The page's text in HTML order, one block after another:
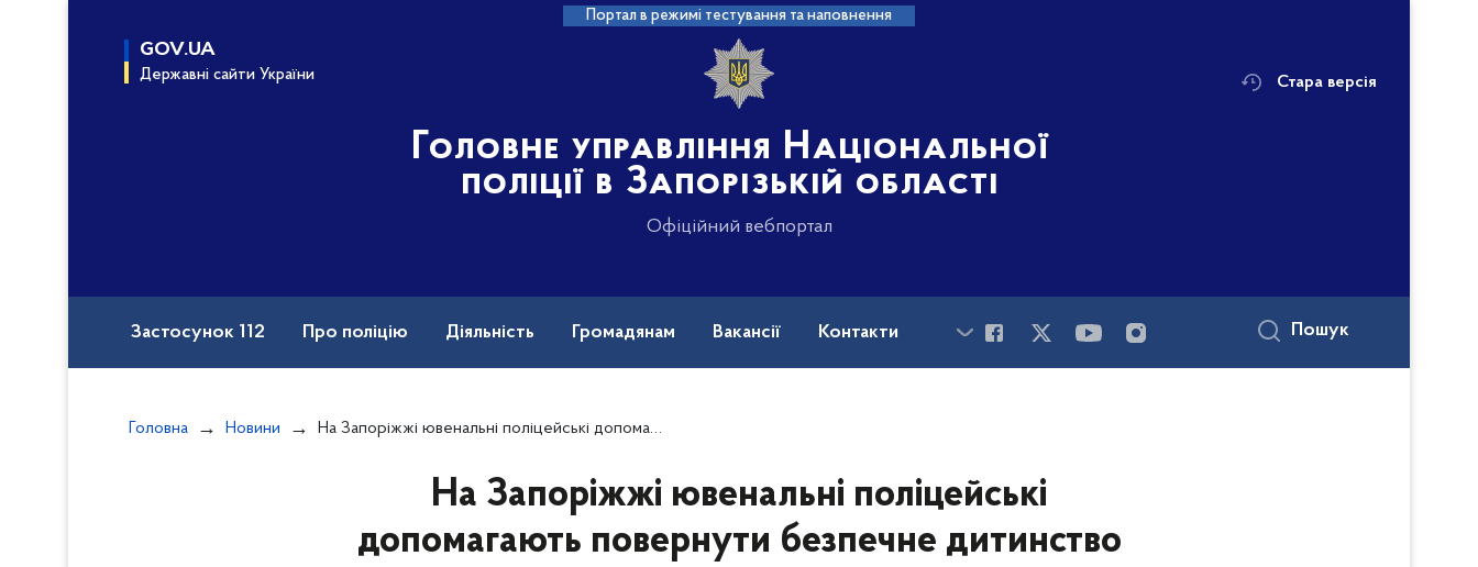
Портал в режимі тестування та наповнення
GOV.UA
Державні сайти України
Головне управління Національної
поліції в Запорізькій області
Офіційний вебпортал
Стара версія
Застосунок 112 Про поліцію Діяльність Громадянам Вакансії Контакти Пошук
Головна Новини На Запоріжжі ювенальні поліцейські допомагають повернути безпечне дитинство маленьким українцям
На Запоріжжі ювенальні поліцейські
допомагають повернути безпечне дитинство